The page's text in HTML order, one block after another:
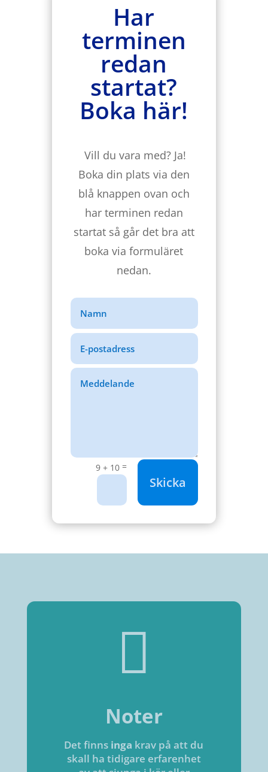
Har
terminen
redan
startat?
Boka här!
Vill du vara med? Ja!
Boka din plats via den
blå knappen ovan och
har terminen redan
startat så går det bra att
boka via formuläret
nedan.
9 + 10=
Skicka

Noter
Det finns inga krav på att du
skall ha tidigare erfarenhet